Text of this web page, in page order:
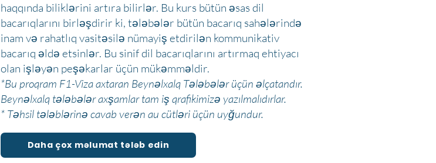
haqqında biliklərini artıra bilirlər. Bu kurs bütün əsas dil
bacarıqlarını birləşdirir ki, tələbələr bütün bacarıq sahələrində
inam və rahatlıq vasitəsilə nümayiş etdirilən kommunikativ
bacarıq əldə etsinlər. Bu sinif dil bacarıqlarını artırmaq ehtiyacı
olan işləyən peşəkarlar üçün mükəmməldir.
*Bu proqram F1-Viza axtaran Beynəlxalq Tələbələr üçün əlçatandır.
Beynəlxalq tələbələr axşamlar tam iş qrafikimizə yazılmalıdırlar.
* Təhsil tələblərinə cavab verən au cütləri üçün uyğundur.
Daha çox məlumat tələb edin